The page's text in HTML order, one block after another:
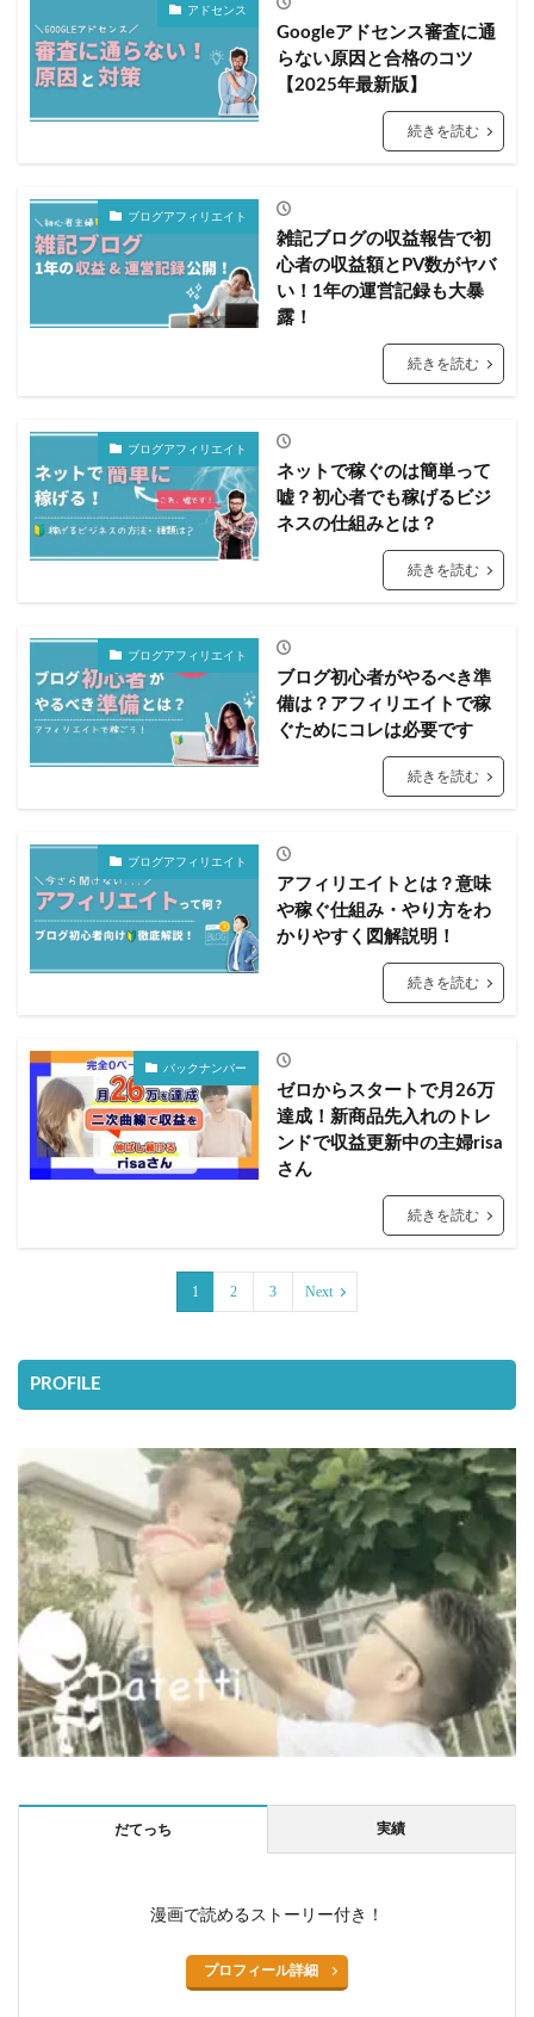
アドセンス
Googleアドセンス審査に通
らない原因と合格のコツ
【2025年最新版】
続きを読む
ブログアフィリエイト
雑記ブログの収益報告で初
心者の収益額とPV数がヤバ
い！1年の運営記録も大暴
露！
続きを読む
ブログアフィリエイト
ネットで稼ぐのは簡単って
嘘？初心者でも稼げるビジ
ネスの仕組みとは？
続きを読む
ブログアフィリエイト
ブログ初心者がやるべき準
備は？アフィリエイトで稼
ぐためにコレは必要です
続きを読む
ブログアフィリエイト
アフィリエイトとは？意味
や稼ぐ仕組み・やり方をわ
かりやすく図解説明！
続きを読む
バックナンバー
ゼロからスタートで月26万
達成！新商品先入れのトレ
ンドで収益更新中の主婦risa
さん
続きを読む
1 2 3 Next
PROFILE
だてっち 実績
漫画で読めるストーリー付き！
プロフィール詳細